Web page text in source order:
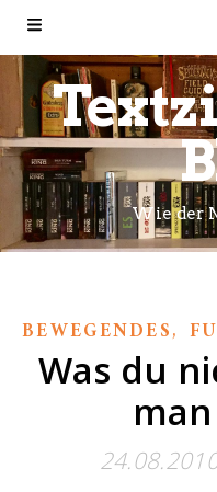
Wie der
BEWEGENDES,
Was du